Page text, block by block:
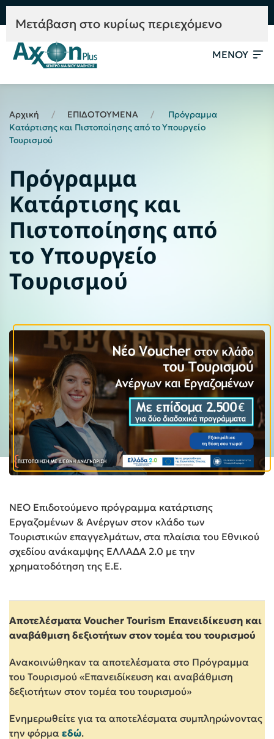
Mετάβαση στο κυρίως περιεχόμενο
ΜΕΝΟΥ
Αρχική ΕΠΙΔΟΤΟΥΜΕΝΑ
Πρόγραμμα
Κατάρτισης και Πιστοποίησης από το Υπουργείο
Τουρισμού
Πρόγραμμα
Κατάρτισης και
Πιστοποίησης από
το Υπουργείο
Τουρισμού
ΝΕΟ Επιδοτούμενο πρόγραμμα κατάρτισης
Εργαζομένων & Ανέργων στον κλάδο των
Τουριστικών επαγγελμάτων, στα πλαίσια του Εθνικού
σχεδίου ανάκαμψης ΕΛΛΑΔΑ 2.0 με την
χρηματοδότηση της Ε.Ε.
Αποτελέσματα Voucher Tourism Επανειδίκευση και
αναβάθμιση δεξιοτήτων στον τομέα του τουρισμού
Ανακοινώθηκαν τα αποτελέσματα στο Πρόγραμμα
του Τουρισμού «Επανειδίκευση και αναβάθμιση
δεξιοτήτων στον τομέα του τουρισμού»
Ενημερωθείτε για τα αποτελέσματα συμπληρώνοντας
την φόρμα εδώ.